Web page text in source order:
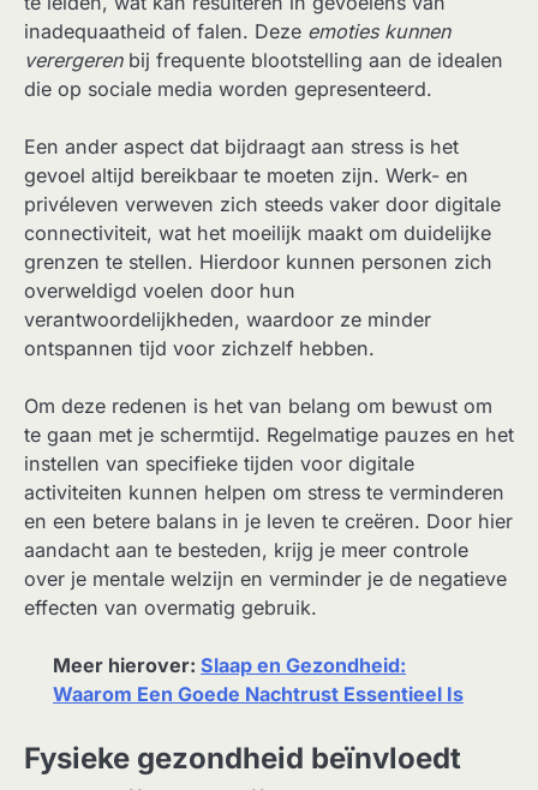
inadequaatheid of falen. Deze emoties kunnen
verergerenbij frequente blootstelling aan de idealen
die op sociale media worden gepresenteerd.
Een ander aspect dat bijdraagt aan stress is het
gevoel altijd bereikbaar te moeten zijn. Werk- en
privéleven verweven zich steeds vaker door digitale
connectiviteit, wat het moeilijk maakt om duidelijke
grenzen te stellen. Hierdoor kunnen personen zich
overweldigd voelen door hun
verantwoordelijkheden, waardoor ze minder
ontspannen tijd voor zichzelf hebben.
Om deze redenen is het van belang om bewust om
te gaan met je schermtijd. Regelmatige pauzes en het
instellen van specifieke tijden voor digitale
activiteiten kunnen helpen om stress te verminderen
en een betere balans in je leven te creëren. Door hier
aandacht aan te besteden, krijg je meer controle
over je mentale welzijn en verminder je de negatieve
effecten van overmatig gebruik.
Meer hierover: Slaap en Gezondheid:
Waarom Een Goede Nachtrust Essentieel Is
Fysieke gezondheid beïnvloedt